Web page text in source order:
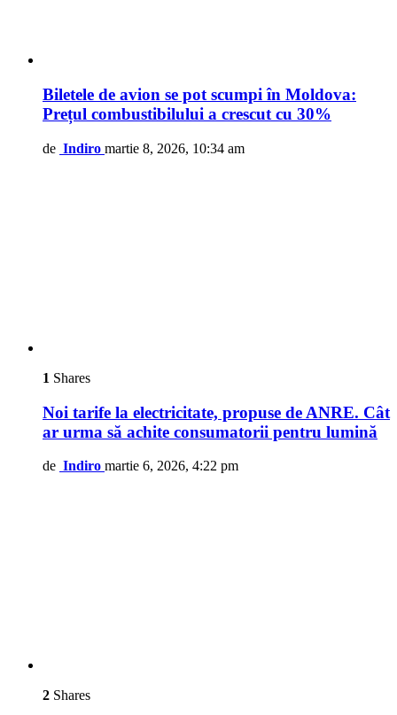
Biletele de avion se pot scumpi în Moldova:
Prețul combustibilului a crescut cu 30%
de Indiro martie 8, 2026, 10:34 am
1 Shares
Noi tarife la electricitate, propuse de ANRE. Cât
ar urma să achite consumatorii pentru lumină
de Indiro martie 6, 2026, 4:22 pm
2 Shares